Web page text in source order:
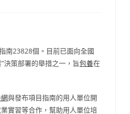
南23828個。目前已面向全國
”決策部署的舉措之一，旨包養在
與發布項目指南的用人單位開
實習等合作，幫助用人單位培